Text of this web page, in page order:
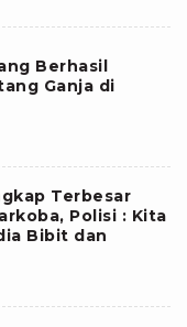
Berhasil
Ganja di
Terbesar
Polisi : Kita
Bibit dan